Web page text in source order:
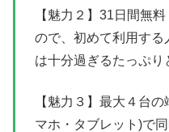
【魅力２】31日間無
ので、初めて利用する
は十分過ぎるたっぷり
【魅力３】最大４台
マホ・タブレット)で